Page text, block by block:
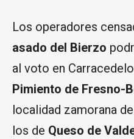
Los operadores
asado del Bierzo
al voto en
Pimiento de Fresno-
localidad zamorana
los de Queso de